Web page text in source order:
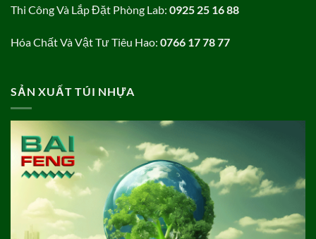
Thi Công Và Lắp Đặt Phòng Lab: 0925 25 16 88
Hóa Chất Và Vật Tư Tiêu Hao: 0766 17 78 77
SẢN XUẤT TÚI NHỰA